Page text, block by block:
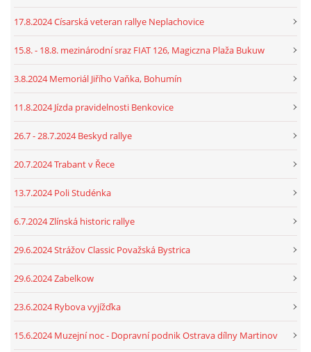
17.8.2024 Císarská veteran rallye Neplachovice
15.8. - 18.8. mezinárodní sraz FIAT 126, Magiczna Plaža Bukuw
3.8.2024 Memoriál Jiřího Vaňka, Bohumín
11.8.2024 Jízda pravidelnosti Benkovice
26.7 - 28.7.2024 Beskyd rallye
20.7.2024 Trabant v Řece
13.7.2024 Poli Studénka
6.7.2024 Zlínská historic rallye
29.6.2024 Strážov Classic Považská Bystrica
29.6.2024 Zabelkow
23.6.2024 Rybova vyjížďka
15.6.2024 Muzejní noc - Dopravní podnik Ostrava dílny Martinov